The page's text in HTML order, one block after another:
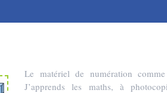
Le matériel de numération
J’apprends les maths, à